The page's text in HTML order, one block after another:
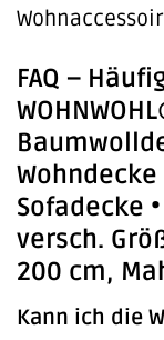
FAQ –
Sofadecke
versch.
200 cm,
Kann ich die